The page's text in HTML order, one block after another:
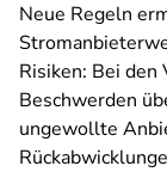
Neue Regeln
Risiken: Bei den
Beschwerden
ungewollte